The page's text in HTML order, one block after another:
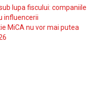
lupa fiscului: companiile
influencerii
MiCA nu vor mai putea